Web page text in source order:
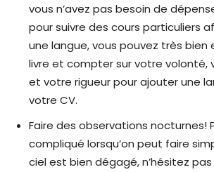
vous n’avez pas besoin de
pour suivre des cours particuliers
une langue, vous pouvez très bien
livre et compter sur votre volonté,
et votre rigueur pour ajouter une
votre CV.
Faire des observations nocturnes!
compliqué lorsqu’on peut faire
ciel est bien dégagé, n’hésitez